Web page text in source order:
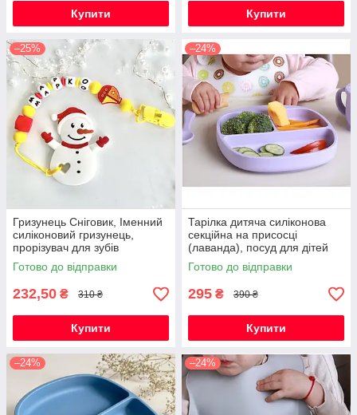
Купити Купити
–25%
Гризунець Сніговик, Іменний
силіконовий гризунець,
прорізувач для зубів
Готово до відправки
232,50 ₴ 310 ₴
Купити
–24%
Тарілка дитяча силіконова
секційна на присосці
(лаванда), посуд для дітей
силіконовий
Готово до відправки
295 ₴ 390 ₴
Купити
–24% –24%